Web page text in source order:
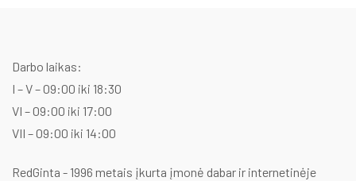
Darbo laikas:
I – V – 09:00 iki 18:30
VI – 09:00 iki 17:00
VII – 09:00 iki 14:00
RedGinta - 1996 metais įkurta įmonė dabar ir internetinėje